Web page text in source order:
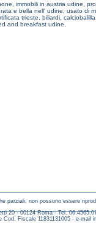
immobili in austria udine,
e bella nell' udine, usato di
trieste, biliardi,
and breakfast udine,
parziali, non possono essere
20 - 00124 Roma - Tel.
Fiscale 11831131005 - e-mail